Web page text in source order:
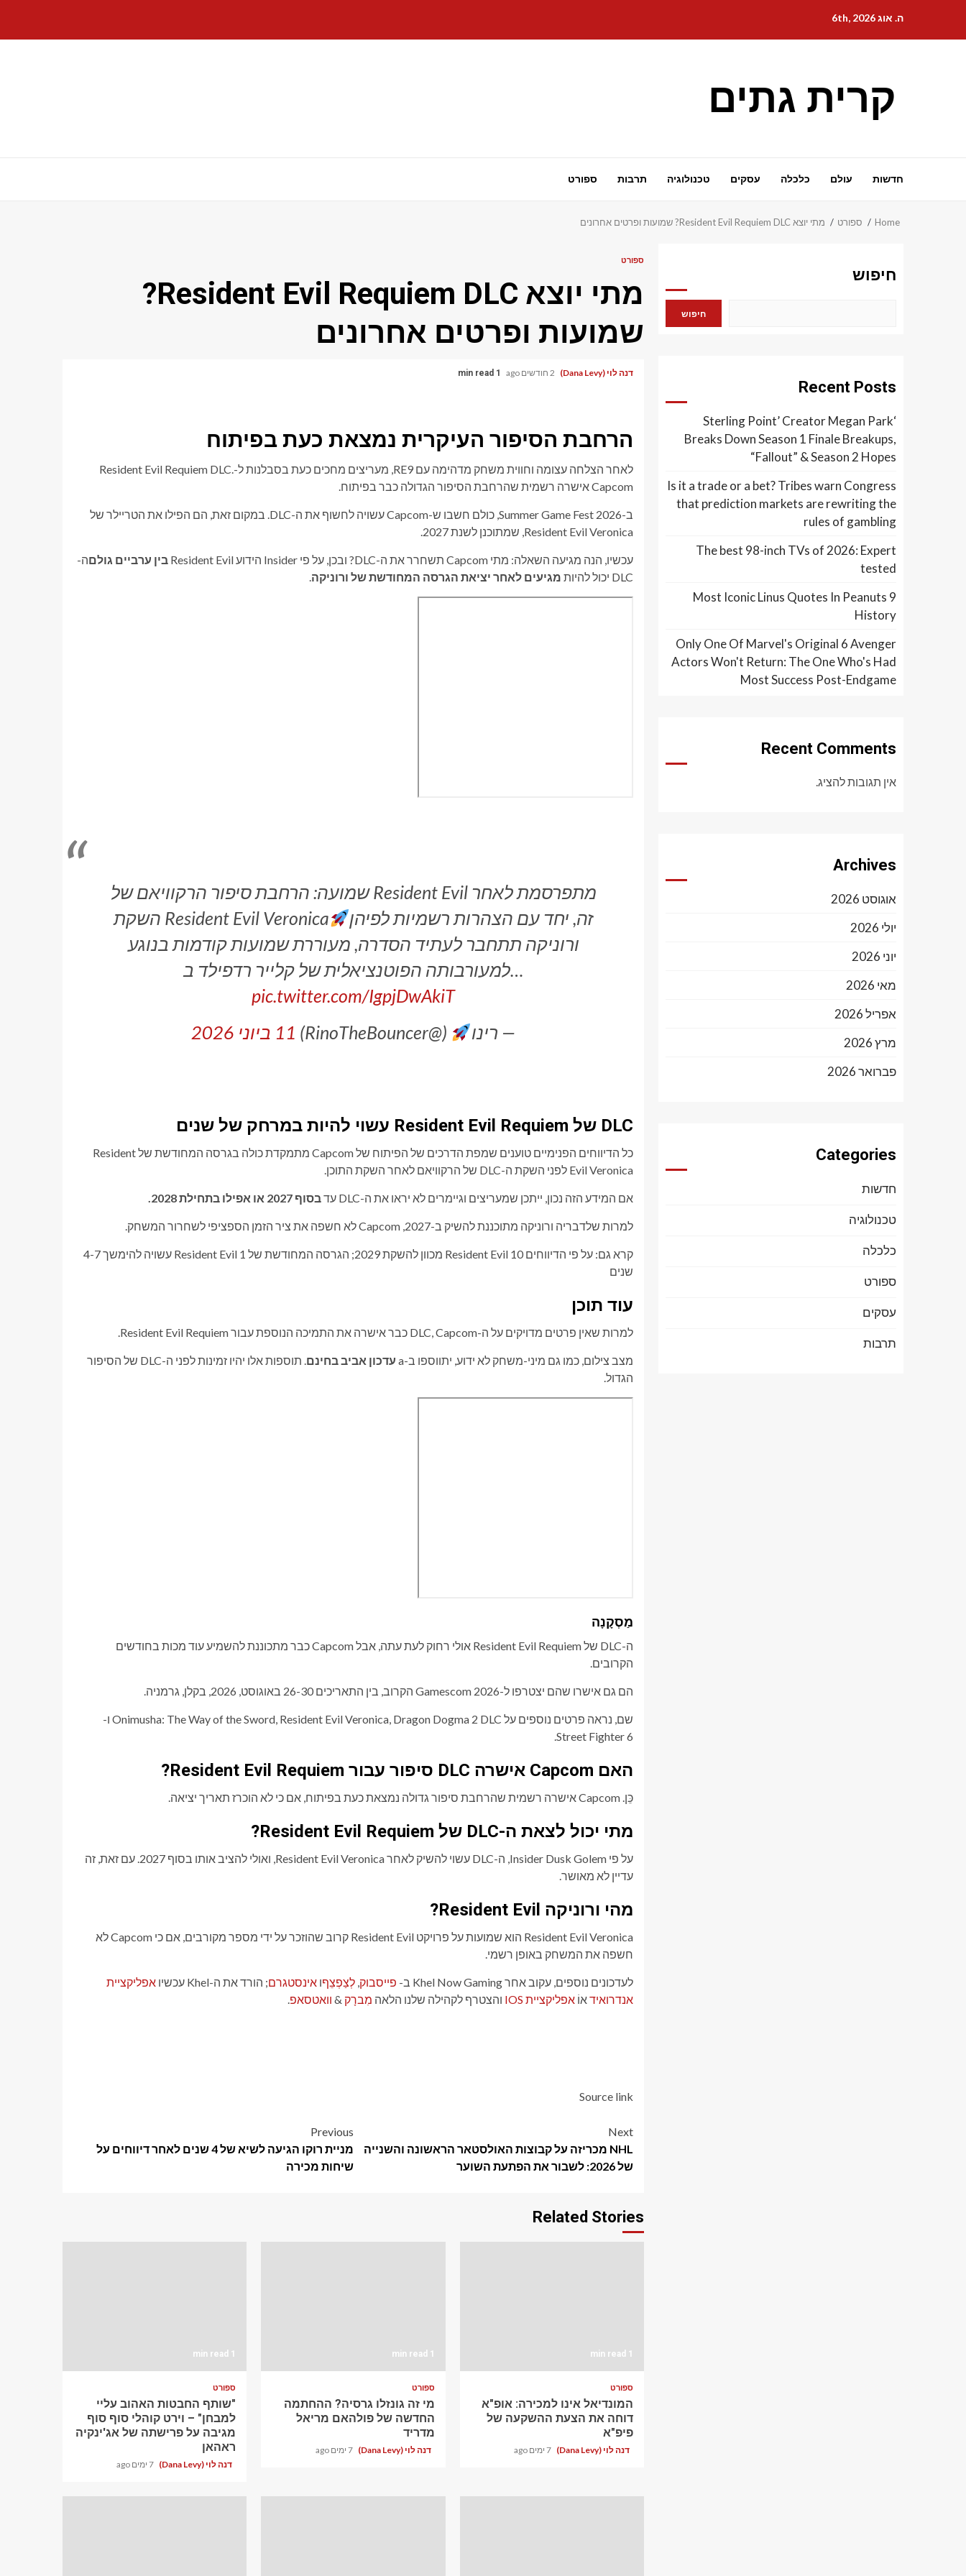
content
ה. אוג 6th, 2026
קרית גתים
חדשות עולם כלכלה עסקים טכנולוגיה תרבות ספורט
Home ספורט מתי יוצא Resident Evil Requiem DLC? שמועות ופרטים אחרונים
ספורט
מתי יוצא Resident Evil Requiem DLC?
שמועות ופרטים אחרונים
דנה לוי (Dana Levy) 2 חודשים ago 1 min read
הרחבת הסיפור העיקרית נמצאת כעת בפיתוח
לאחר הצלחה עצומה וחווית משחק מדהימה עם RE9, מעריצים מחכים כעת בסבלנות ל-Resident Evil Requiem DLC.
Capcom אישרה רשמית שהרחבת הסיפור הגדולה כבר בפיתוח.
ב-Summer Game Fest 2026, כולם חשבו ש-Capcom עשויה לחשוף את ה-DLC. במקום זאת, הם הפילו את הטריילר של
Resident Evil Veronica, שמתוכנן לשנת 2027.
עכשיו, הנה מגיעה השאלה: מתי Capcom תשחרר את ה-DLC? ובכן, על פי Insider הידוע Resident Evil בין ערביים גולםה-
DLC יכול להיות
מגיעים לאחר יציאת הגרסה המחודשת של ורוניקה.
שמועה: הרחבת סיפור הרקוויאם של Resident Evil מתפרסמת לאחר
השקת Resident Evil Veronica
זה, יחד עם הצהרות רשמיות לפיהן
ורוניקה תתחבר לעתיד הסדרה, מעוררת שמועות קודמות בנוגע
למעורבותה הפוטנציאלית של קלייר רדפילד ב…
pic.twitter.com/IgpjDwAkiT
— רינו
(@RinoTheBouncer) 11 ביוני 2026
DLC של Resident Evil Requiem עשוי להיות במרחק של שנים
כל הדיווחים הפנימיים טוענים שמפת הדרכים של הפיתוח של Capcom מתמקדת כולה בגרסה המחודשת של Resident
Evil Veronica לפני השקת ה-DLC של הרקוויאם לאחר השקת התוכן.
אם המידע הזה נכון, ייתכן שמעריצים וגיימרים לא יראו את ה-DLC עד בסוף 2027 או אפילו בתחילת 2028.
למרות שלדבריה ורוניקה מתוכננת להשיק ב-2027, Capcom לא חשפה את ציר הזמן הספציפי לשחרור המשחק.
קרא גם: על פי הדיווחים Resident Evil 10 מכוון להשקת 2029; הגרסה המחודשת של Resident Evil 1 עשויה להימשך 4-7
שנים
עוד תוכן
למרות שאין פרטים מדויקים על ה-DLC, Capcom כבר אישרה את התמיכה הנוספת עבור Resident Evil Requiem.
מצב צילום, כמו גם מיני-משחק לא ידוע, יתווספו ב-a עדכון אביב בחינם
. תוספות אלו יהיו זמינות לפני ה-DLC של הסיפור
הגדול.
מַסְקָנָה
ה-DLC של Resident Evil Requiem אולי רחוק לעת עתה, אבל Capcom כבר מתכוננת להשמיע עוד מכות בחודשים
הקרובים.
הם גם אישרו שהם יצטרפו ל-Gamescom 2026 הקרוב, בין התאריכים 26-30 באוגוסט, 2026, בקלן, גרמניה.
שם, נראה פרטים נוספים על Onimusha: The Way of the Sword, Resident Evil Veronica, Dragon Dogma 2 DLC ו-
Street Fighter 6.
האם Capcom אישרה DLC סיפור עבור Resident Evil Requiem?
כֵּן. Capcom אישרה רשמית שהרחבת סיפור גדולה נמצאת כעת בפיתוח, אם כי לא הוכרז תאריך יציאה.
מתי יכול לצאת ה-DLC של Resident Evil Requiem?
על פי Insider Dusk Golem, ה-DLC עשוי להשיק לאחר Resident Evil Veronica, ואולי להציב אותו בסוף 2027. עם זאת, זה
עדיין לא מאושר.
מהי ורוניקה Resident Evil?
Resident Evil Veronica הוא שמועות על פרויקט Resident Evil קרוב שהוזכר על ידי מספר מקורבים, אם כי Capcom לא
חשפה את המשחק באופן רשמי.
לעדכונים נוספים, עקוב אחר Khel Now Gaming ב- פייסבוק לְצַפְצֵףו אינסטגרם; הורד את ה-Khel עכשיו
אפליקציית
אנדרואידאוֹ אפליקציית IOS והצטרף לקהילה שלנו הלאה מִברָק & וואטסאפ
Source link
Post
navigation
Previous
מניית רוקו הגיעה לשיא של 4 שנים לאחר דיווחים על
שיחות מכירה
Next
NHL מכריזה על קבוצות האולסטאר הראשונה והשנייה
של 2026: לשבור את הפתעת השוער
Related Stories
1 min read
ספורט
המונדיאל אינו למכירה: אופ"א
דוחה את הצעת ההשקעה של
פיפ"א
דנה לוי (Dana Levy) 7 ימים ago
1 min read
ספורט
מי זה גונזלו גרסיה? ההחתמה
החדשה של פולהאם מריאל
מדריד
דנה לוי (Dana Levy) 7 ימים ago
1 min read
ספורט
"שותף החבטות האהוב עליי
למבחן" – וירט קוהלי סוף סוף
מגיבה על פרישתה של אג'ינקיה
ראהאן
דנה לוי (Dana Levy) 7 ימים ago
חיפוש
חיפוש
Recent Posts
‘Sterling Point’ Creator Megan Park
Breaks Down Season 1 Finale Breakups,
“Fallout” & Season 2 Hopes
Is it a trade or a bet? Tribes warn Congress
that prediction markets are rewriting the
rules of gambling
The best 98-inch TVs of 2026: Expert
tested
9 Most Iconic Linus Quotes In Peanuts
History
Only One Of Marvel's Original 6 Avenger
Actors Won't Return: The One Who's Had
Most Success Post-Endgame
Recent Comments
אין תגובות להציג.
Archives
אוגוסט 2026
יולי 2026
יוני 2026
מאי 2026
אפריל 2026
מרץ 2026
פברואר 2026
Categories
חדשות
טכנולוגיה
כלכלה
ספורט
עסקים
תרבות